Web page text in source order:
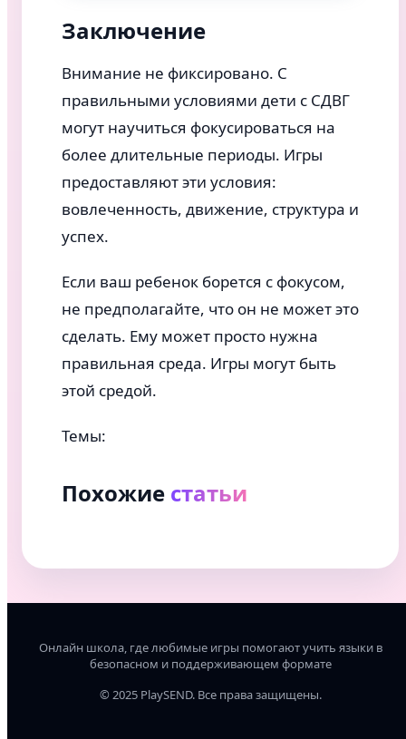
Заключение
Внимание не фиксировано. С
правильными условиями дети с СДВГ
могут научиться фокусироваться на
более длительные периоды. Игры
предоставляют эти условия:
вовлеченность, движение, структура и
успех.
Если ваш ребенок борется с фокусом,
не предполагайте, что он не может это
сделать. Ему может просто нужна
правильная среда. Игры могут быть
этой средой.
Темы:
Похожие статьи
Онлайн школа, где любимые игры помогают учить языки в
безопасном и поддерживающем формате
© 2025 PlaySEND. Все права защищены.